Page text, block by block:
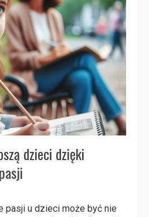
dzieci dzięki
pasji u dzieci może być nie